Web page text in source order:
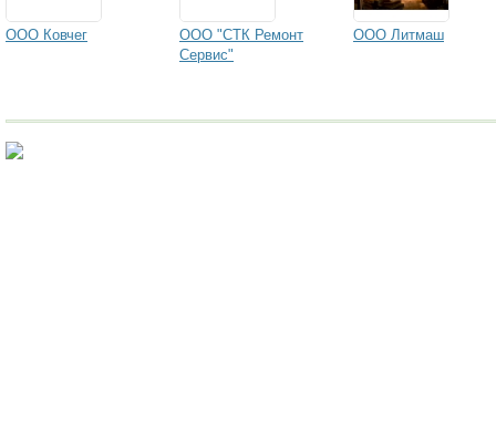
ООО Ковчег
ООО "СТК Ремонт
Сервис"
ООО Литмаш